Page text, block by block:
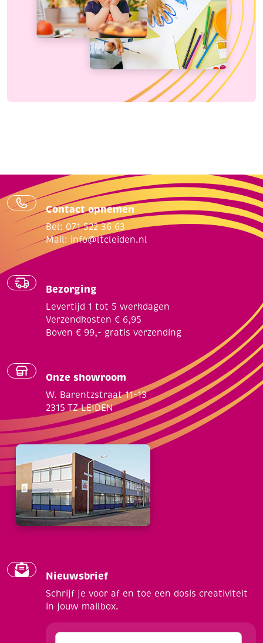
Contact opnemen
Bel: 071 522 36 63
Mail: info@ltcleiden.nl
Bezorging
Levertijd 1 tot 5 werkdagen
Verzendkosten € 6,95
Boven € 99,- gratis verzending
Onze showroom
W. Barentzstraat 11-13
2315 TZ LEIDEN
Nieuwsbrief
Schrijf je voor af en toe een dosis creativiteit
in jouw mailbox.